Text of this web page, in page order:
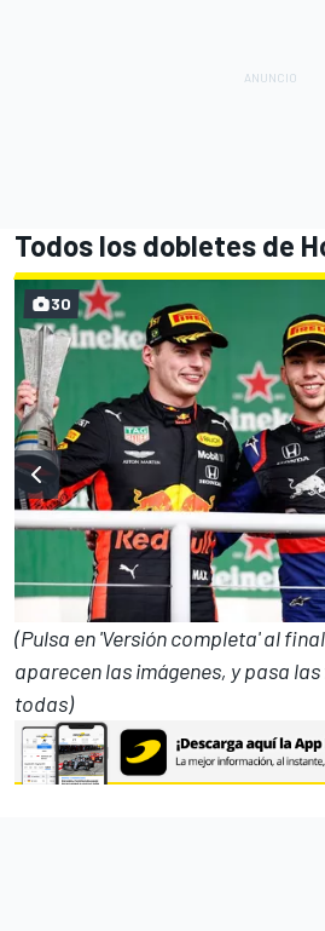
Todos los dobletes de
30
(Pulsa en 'Versión completa' al
aparecen las imágenes, y pasa
todas)